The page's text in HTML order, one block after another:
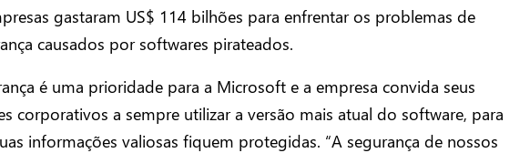
gastaram US$ 114 bilhões para enfrentar os problemas de
causados por softwares pirateados.
é uma prioridade para a Microsoft e a empresa convida seus
corporativos a sempre utilizar a versão mais atual do software, para
informações valiosas fiquem protegidas. “A segurança de nossos